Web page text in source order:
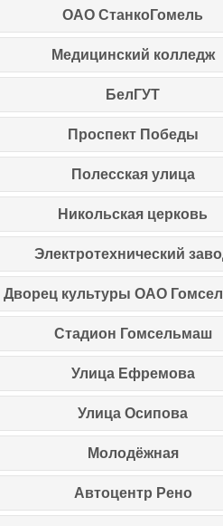
ОАО СтанкоГомель
Медицинский колледж
БелГУТ
Проспект Победы
Полесская улица
Никольская церковь
Электротехнический
Дворец культуры ОАО
Стадион Гомсельмаш
Улица Ефремова
Улица Осипова
Молодёжная
Автоцентр Рено